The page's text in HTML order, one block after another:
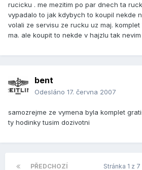
rucicku . me mezitim po par dnech ta
vypadalo to jak kdybych to koupil nekde
volali ze servisu ze rucku uz maj.
ma. ale koupit to nekde v hajzlu tak
bent
Odesláno 17. června 2007
samozrejme ze vymena byla komplet
ty hodinky tusim dozivotni
PŘEDCHOZÍ Stránka 1 z 7